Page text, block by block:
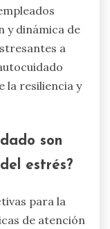
y dinámica de
a
la resiliencia y
son
estrés?
para la
de atención